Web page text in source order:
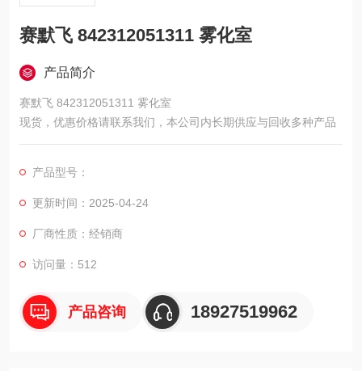
赛默飞 842312051311 雾化室
产品简介
赛默飞 842312051311 雾化室
现货，优惠价格请联系我们，本公司内长期供应与回收多种产品
产品型号：
更新时间：2025-04-24
厂商性质：经销商
访问量：512
产品咨询 18927519962